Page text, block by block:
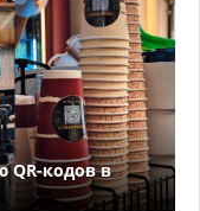
кодов в